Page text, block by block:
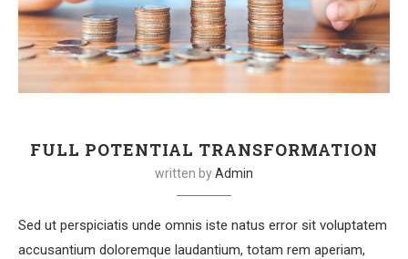
FULL POTENTIAL TRANSFORMATION
written byAdmin
Sed ut perspiciatis unde omnis iste natus error sit voluptatem
accusantium doloremque laudantium, totam rem aperiam,